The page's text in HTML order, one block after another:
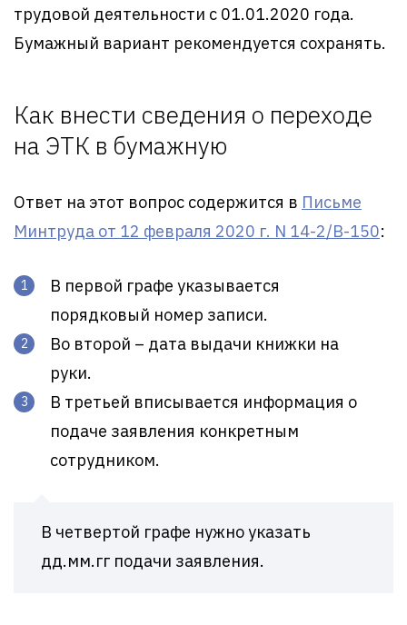
трудовой деятельности с 01.01.2020 года.
Бумажный вариант рекомендуется сохранять.
Как внести сведения о переходе
на ЭТК в бумажную
Ответ на этот вопрос содержится в Письме
Минтруда от 12 февраля 2020 г. N 14-2/В-150:
В первой графе указывается
порядковый номер записи.
Во второй – дата выдачи книжки на
руки.
В третьей вписывается информация о
подаче заявления конкретным
сотрудником.
В четвертой графе нужно указать
дд.мм.гг подачи заявления.